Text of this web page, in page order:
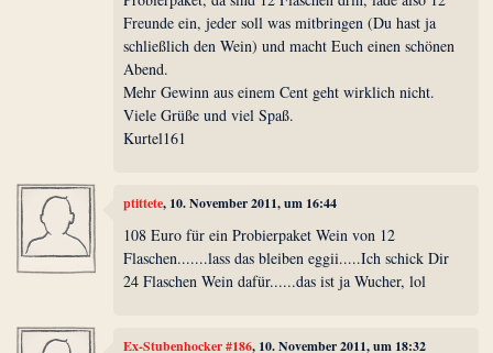
Freunde ein, jeder soll was mitbringen (Du hast ja
schließlich den Wein) und macht Euch einen schönen
Abend.
Mehr Gewinn aus einem Cent geht wirklich nicht.
Viele Grüße und viel Spaß.
Kurtel161
ptittete, 10. November 2011, um 16:44
108 Euro für ein Probierpaket Wein von 12
Flaschen.......lass das bleiben eggii.....Ich schick Dir
24 Flaschen Wein dafür......das ist ja Wucher, lol
Ex-Stubenhocker #186, 10. November 2011, um 18:32